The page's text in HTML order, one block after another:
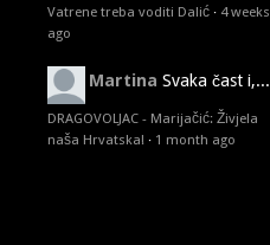
Vatrene treba voditi Dalić · 4 weeks
ago
Martina Svaka čast i,...
DRAGOVOLJAC - Marijačić: Živjela
naša Hrvatska! · 1 month ago